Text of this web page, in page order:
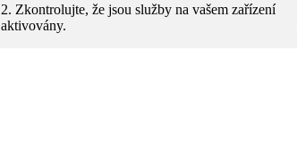
2. Zkontrolujte, že jsou služby na vašem zařízení
aktivovány.